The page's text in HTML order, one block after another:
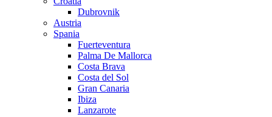
Dubrovnik
Austria
Spania
Fuerteventura
Palma De Mallorca
Costa Brava
Costa del Sol
Gran Canaria
Ibiza
Lanzarote